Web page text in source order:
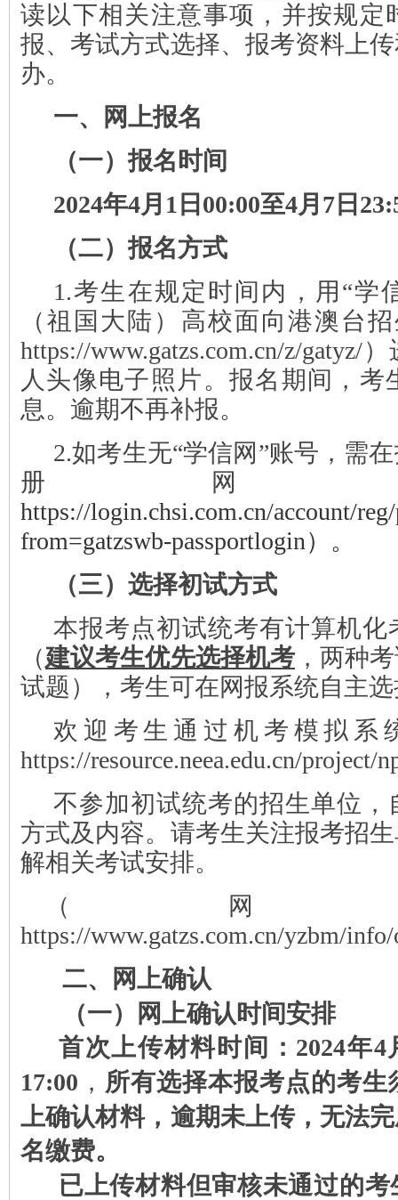
读以下相关注意事项，并按规定
报、考试方式选择、报考资料上
办。
一、
网上报名
（一）报名时间
2024年4月1日00:00至4月7日
（二）报名方式
1.考生在规定时间内，用“学
（祖国大陆）高校面向港澳台
https://www.gatzs.com.cn/z/gatyz/
人头像电子照片。报名期间，考
息。逾期不再补报。
2.如考生无“学信网”账号，需
册网
https://login.chsi.com.cn/account/
from=gatzswb-passportlogin）。
（三） 选择初试方式
本报考点初试统考有计算机
（建议考生优先选择机考，两种
试题），考生可在网报系统自主
欢迎考生通过机考模拟系
https://resource.neea.edu.cn/project/
不参加初试统考的招生单位
方式及内容。请考生关注报考招
解相关考试安排。
（网
https://www.gatzs.com.cn/yzbm/
二、
网上确认
（一）网上确认时间安排
首次上传材料时间： 2024年4
17:00 ， 所有选择本报考点的考生
上确认材料，逾期未上传，无法
名缴费。
已上传材料但审核未通过的考